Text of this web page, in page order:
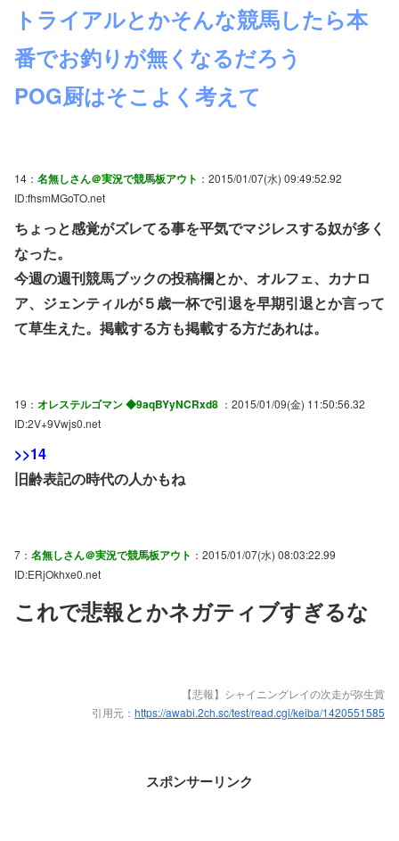
トライアルとかそんな競馬したら本
番でお釣りが無くなるだろう
POG厨はそこよく考えて
14： 名無しさん＠実況で競馬板アウト ：2015/01/07(水) 09:49:52.92
ID:fhsmMGoTO.net
ちょっと感覚がズレてる事を平気でマジレスする奴が多く
なった。
今週の週刊競馬ブックの投稿欄とか、オルフェ、カナロ
ア、ジェンティルが５歳一杯で引退を早期引退とか言って
て草生えた。掲載する方も掲載する方だあれは。
19： オレステルゴマン ◆9aqBYyNCRxd8 ：2015/01/09(金) 11:50:56.32
ID:2V+9Vwjs0.net
>>14
旧齢表記の時代の人かもね
7： 名無しさん＠実況で競馬板アウト ：2015/01/07(水) 08:03:22.99
ID:ERjOkhxe0.net
これで悲報とかネガティブすぎるな
【悲報】シャイニングレイの次走が弥生賞
引用元： https://awabi.2ch.sc/test/read.cgi/keiba/1420551585
スポンサーリンク